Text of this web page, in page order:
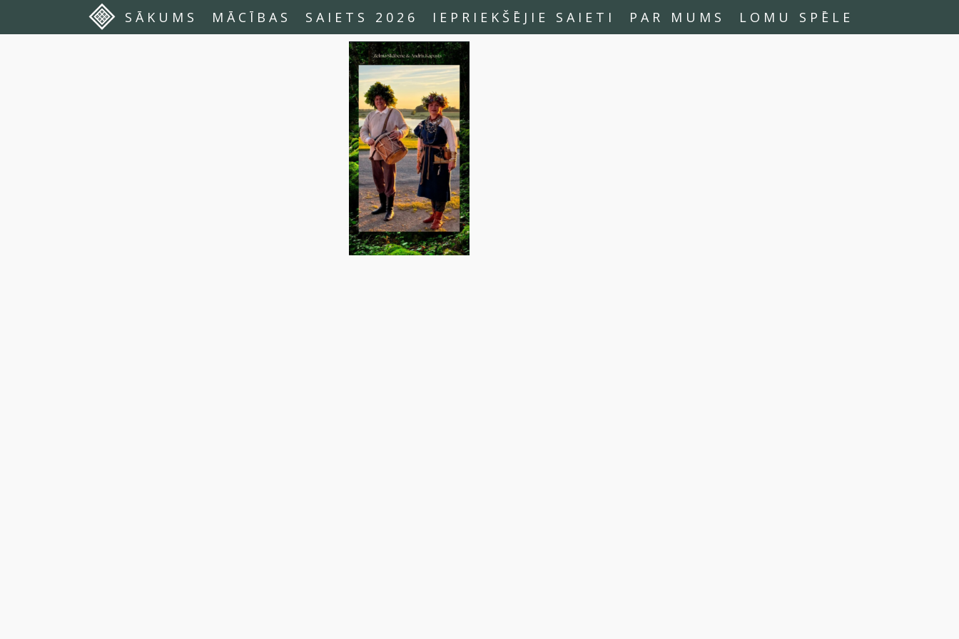
SĀKUMS MĀCĪBAS SAIETS 2026 IEPRIEKŠĒJIE SAIETI PAR MUMS LOMU SPĒLE